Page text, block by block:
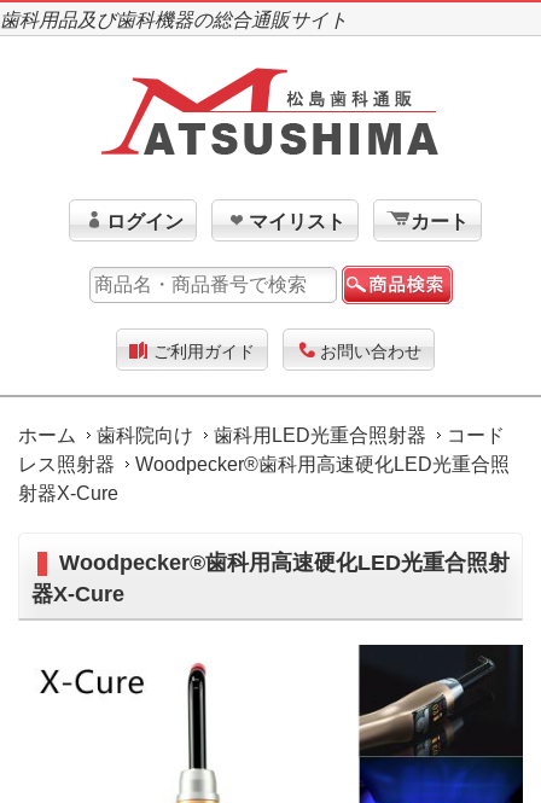
歯科用品及び歯科機器の総合通販サイト
ログイン マイリスト カート
ご利用ガイド お問い合わせ
ホーム 歯科院向け 歯科用LED光重合照射器
コード
レス照射器
Woodpecker®歯科用高速硬化LED光重合照
射器X-Cure
Woodpecker®歯科用高速硬化LED光重合照射
器X-Cure